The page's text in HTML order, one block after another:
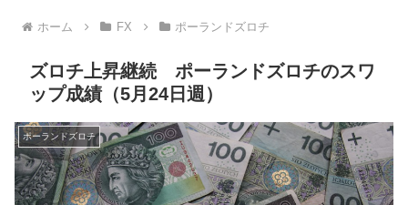
ホーム FX ポーランドズロチ
ズロチ上昇継続 ポーランドズロチのスワ
ップ成績（5月24日週）
ポーランドズロチ